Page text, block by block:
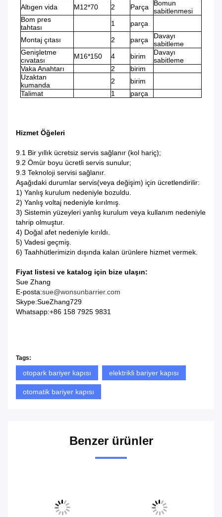
Altıgen vida
M12*70 2 Parça
Bomun
sabitlenmesi
Bom pres
tahtası
1 parça
Montaj çıtası 2 parça
Davayı
sabitleme
Genişletme
cıvatası
M16*150 4 birim
Davayı
sabitleme
Vaka Anahtarı
2
birim
Uzaktan
kumanda
2
birim
Talimat
1 parça
Hizmet Öğeleri
9.1 Bir yıllık ücretsiz servis sağlanır (kol hariç);
9.2 Ömür boyu ücretli servis sunulur;
9.3 Teknoloji servisi sağlanır.
Aşağıdaki durumlar servis(veya değişim) için ücretlendirilir:
1) Yanlış kurulum nedeniyle bozuldu.
2) Yanlış voltaj nedeniyle kırılmış.
3) Sistemin yüzeyleri yanlış kurulum veya kullanım nedeniyle
tahrip olmuştur.
4) Doğal afet nedeniyle kırıldı.
5) Vadesi geçmiş.
6) Taahhütlerimizin dışında kalan ürünlere hizmet vermek.
Fiyat listesi ve katalog için bize ulaşın:
Sue Zhang
E-posta:sue@wonsunbarrier.com
Skype:SueZhang729
Whatsapp:+86 158 7925 9831
Tags:
otopark bariyer kapısı elektrikli bariyer kapısı
otomatik bariyer kapısı
Benzer ürünler